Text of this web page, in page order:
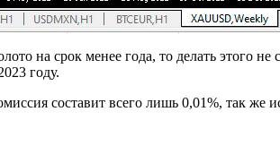
на срок менее года, то делать этого не
году.
составит всего лишь 0,01%, так же